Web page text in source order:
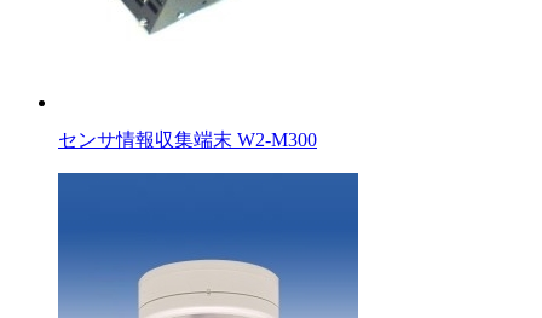
センサ情報収集端末 W2-M300